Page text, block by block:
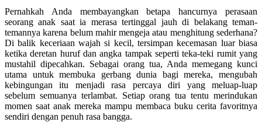
Pernahkah Anda membayangkan betapa hancurnya perasaan
seorang anak saat ia merasa tertinggal jauh di belakang teman-
temannya karena belum mahir mengeja atau menghitung sederhana?
Di balik keceriaan wajah si kecil, tersimpan kecemasan luar biasa
ketika deretan huruf dan angka tampak seperti teka-teki rumit yang
mustahil dipecahkan. Sebagai orang tua, Anda memegang kunci
utama untuk membuka gerbang dunia bagi mereka, mengubah
kebingungan itu menjadi rasa percaya diri yang meluap-luap
sebelum semuanya terlambat. Setiap orang tua tentu merindukan
momen saat anak mereka mampu membaca buku cerita favoritnya
sendiri dengan penuh rasa bangga.